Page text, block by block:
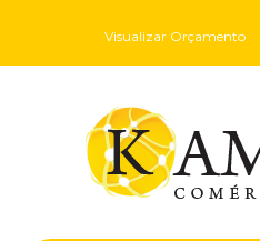
Visualizar Orçamento